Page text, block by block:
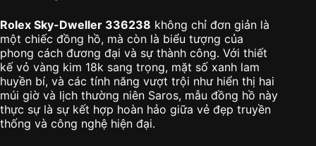
Rolex Sky-Dweller 336238 không chỉ đơn giản là
một chiếc đồng hồ, mà còn là biểu tượng của
phong cách đương đại và sự thành công. Với thiết
kế vỏ vàng kim 18k sang trọng, mặt số xanh lam
huyền bí, và các tính năng vượt trội như hiển thị hai
múi giờ và lịch thường niên Saros, mẫu đồng hồ này
thực sự là sự kết hợp hoàn hảo giữa vẻ đẹp truyền
thống và công nghệ hiện đại.